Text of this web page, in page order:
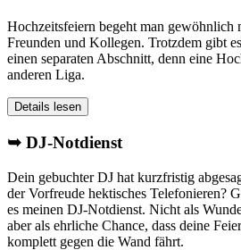
Hochzeitsfeiern begeht man gewöhnlich
Freunden und Kollegen. Trotzdem gibt
einen separaten Abschnitt, denn eine
anderen Liga.
Details lesen
➥ DJ-Notdienst
Dein gebuchter DJ hat kurzfristig
der Vorfreude hektisches Telefonieren?
es meinen DJ-Notdienst. Nicht als
aber als ehrliche Chance, dass deine
komplett gegen die Wand fährt.